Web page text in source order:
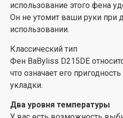
использование этого фена
Он не утомит ваши руки при
использовании.
Классический тип
Фен BaByliss D215DE
что означает его
укладки.
Два уровня температуры